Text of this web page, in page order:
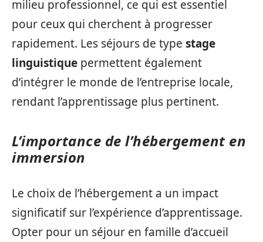
milieu professionnel, ce qui est essentiel
pour ceux qui cherchent à progresser
rapidement. Les séjours de type stage
linguistique permettent également
d’intégrer le monde de l’entreprise locale,
rendant l’apprentissage plus pertinent.
L’importance de l’hébergement en
immersion
Le choix de l’hébergement a un impact
significatif sur l’expérience d’apprentissage.
Opter pour un séjour en famille d’accueil